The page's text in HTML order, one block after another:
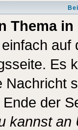
Thema
Es
Nachricht
der
kannst